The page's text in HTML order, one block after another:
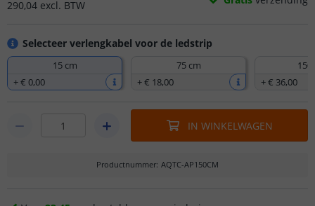
Selecteer verlengkabel voor de ledstrip
15 cm
+€ 0,00
75 cm
+€ 18,00
150
+€ 36,00
290,04 excl. BTW
IN WINKELWAGEN
Productnummer: AQTC-AP150CM